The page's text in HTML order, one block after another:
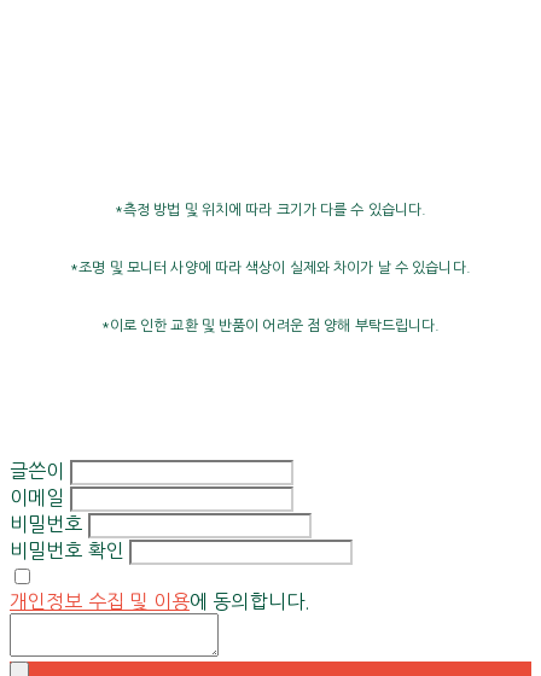
*측정 방법 및 위치에 따라 크기가 다를 수 있습니다.
*조명 및 모니터 사양에 따라 색상이 실제와 차이가 날 수 있습니다.
*이로 인한 교환 및 반품이 어려운 점 양해 부탁드립니다.
글쓴이
이메일
비밀번호
비밀번호 확인
개인정보 수집 및 이용에 동의합니다.